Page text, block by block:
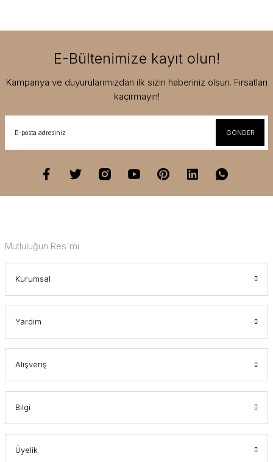
E-Bültenimize kayıt olun!
Kampanya ve duyurularımızdan ilk sizin haberiniz olsun. Fırsatları
kaçırmayın!
GÖNDER
Mutluluğun Res'mi
Kurumsal
Yardım
Alışveriş
Bilgi
Üyelik